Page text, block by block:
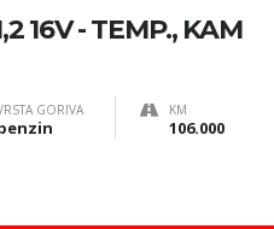
16V - TEMP., KAM
GORIVA KM
106.000